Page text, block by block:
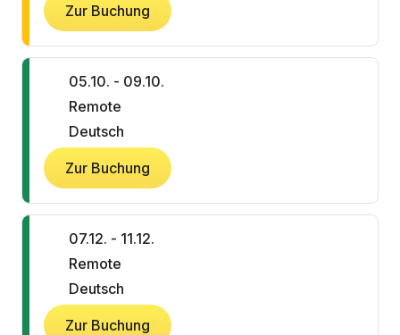
Zur Buchung
05.10. - 09.10.
Remote
Deutsch
Zur Buchung
07.12. - 11.12.
Remote
Deutsch
Zur Buchung